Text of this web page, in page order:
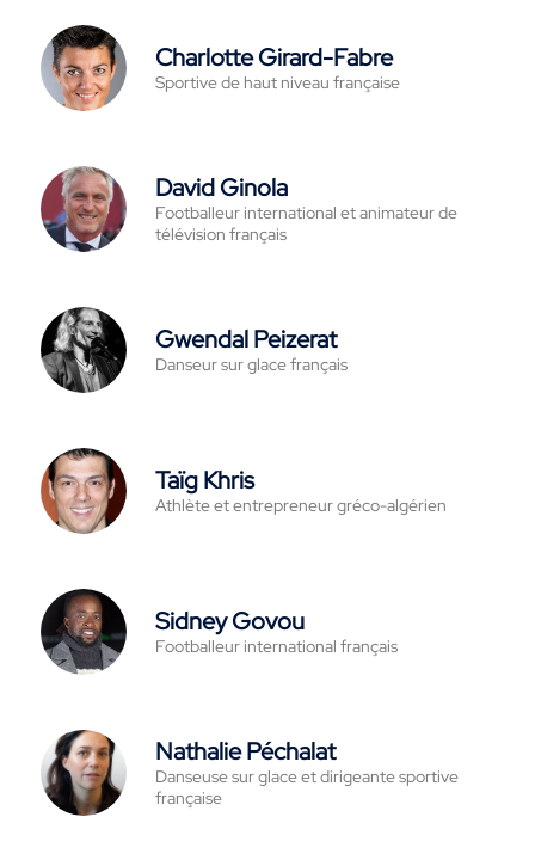
Charlotte Girard-Fabre
Sportive de haut niveau française
David Ginola
Footballeur international et animateur de
télévision français
Gwendal Peizerat
Danseur sur glace français
Taïg Khris
Athlète et entrepreneur gréco-algérien
Sidney Govou
Footballeur international français
Nathalie Péchalat
Danseuse sur glace et dirigeante sportive
française